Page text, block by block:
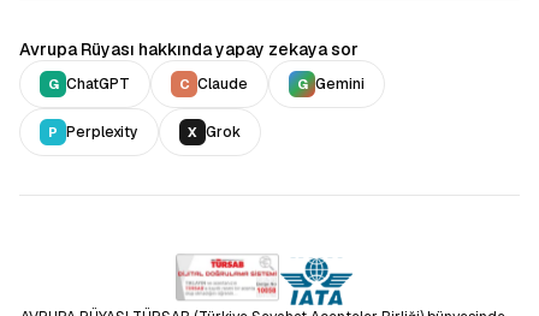
Avrupa Rüyası hakkında yapay zekaya sor
G ChatGPT C Claude G Gemini
P Perplexity X Grok